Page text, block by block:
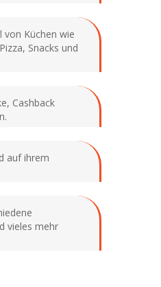
von Küchen wie
Snacks und
Cashback
auf ihrem
vieles mehr